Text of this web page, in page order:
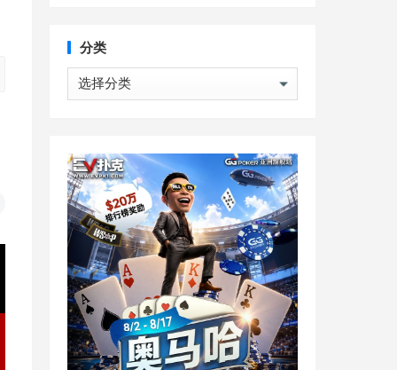
分类
分
类